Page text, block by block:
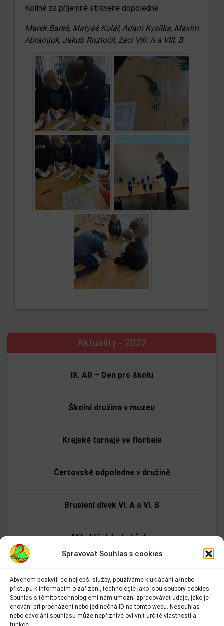
Spravovat Souhlas s cookies
Abychom poskytli co nejlepší služby, používáme k ukládání a/nebo
přístupu k informacím o zařízení, technologie jako jsou soubory cookies.
Souhlas s těmito technologiemi nám umožní zpracovávat údaje, jako je
chování při procházení nebo jedinečná ID na tomto webu. Nesouhlas
nebo odvolání souhlasu může nepříznivě ovlivnit určité vlastnosti a
Kolíně za příjemně strávené dopoledne.
Marek Bareš, Matyáš Kolář, Adam Kysilka, Maxim
Abramjuk, Jakub Roztočil, žáci VIII. A a VIII. B
Aktuality - 2022
IX. AB – Den pro školu
Školní družina v muzeu
Krajské turnaje ve florbale
Čertovské odpoledne v družině
Bruslení dívek VI. A a VI. B
Mikulášské obchůzky
Bruslení dívek z VIII. A a VIII. B
Adresa:
Základní škola Kolín II.
Kmochova 943